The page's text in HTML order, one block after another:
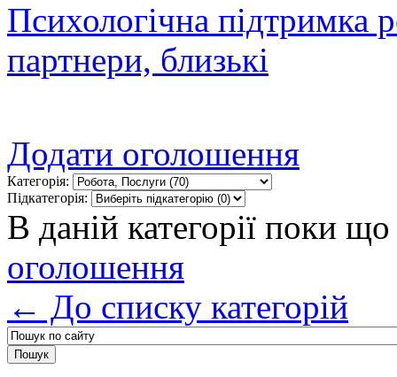
Психологічна підтримка
партнери, близькі
Додати оголошення
Категорія:
Підкатегорія:
В даній категорії поки
оголошення
← До списку категорій